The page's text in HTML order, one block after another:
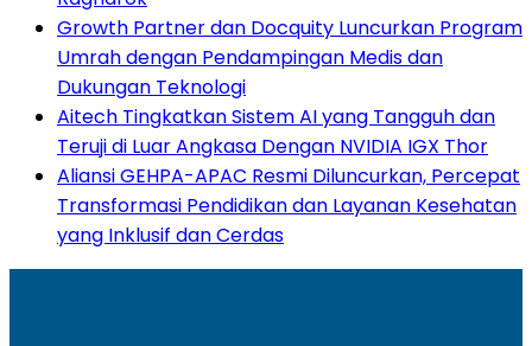
Growth Partner dan Docquity Luncurkan Program
Umrah dengan Pendampingan Medis dan
Dukungan Teknologi
Aitech Tingkatkan Sistem AI yang Tangguh dan
Teruji di Luar Angkasa Dengan NVIDIA IGX Thor
Aliansi GEHPA-APAC Resmi Diluncurkan, Percepat
Transformasi Pendidikan dan Layanan Kesehatan
yang Inklusif dan Cerdas